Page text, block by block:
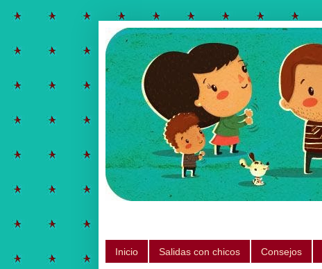
Inicio Salidas con chicos Consejos